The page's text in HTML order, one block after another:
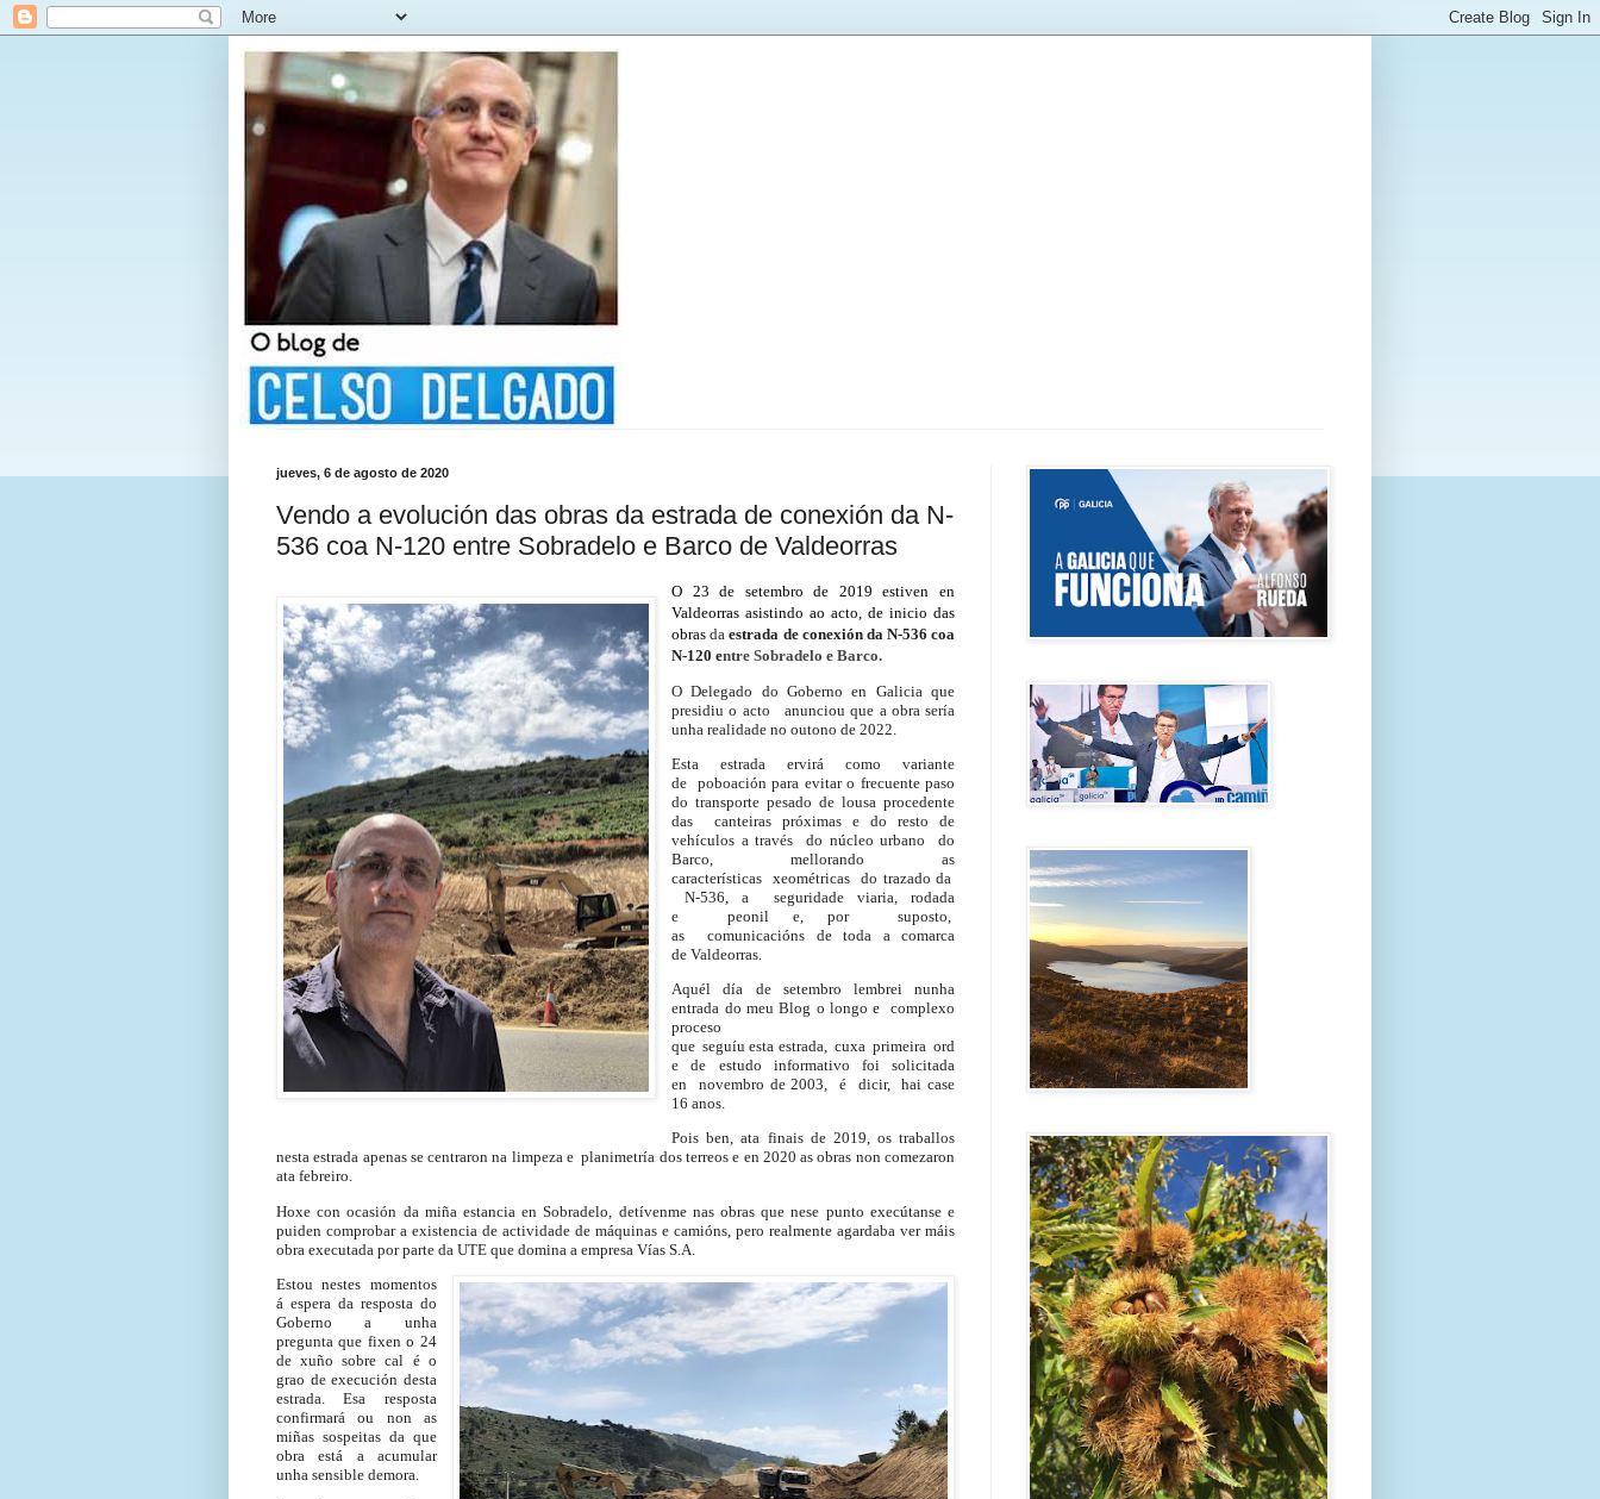
jueves, 6 de agosto de 2020
Vendo a evolución das obras da estrada de conexión da N-
536 coa N-120 entre Sobradelo e Barco de Valdeorras
O 23 de setembro de 2019
estiven en
Valdeorras asistindo ao acto, de inicio das
obrasda estrada de conexión da N-536 coa
N-120 entre Sobradelo e Barco.
O Delegado do Goberno en Galicia que
presidiu o acto anunciou que a obra sería
unha realidade no outono de 2022.
Esta estrada ervirá como variante
de poboación para evitar o frecuente paso
do transporte pesado de lousa procedente
das canteiras próximas e do resto de
vehículos a través do núcleo urbano do
Barco, mellorando as
características xeométricas do trazado da
N-536, a seguridade viaria, rodada
e peonil e, por suposto,
as comunicacións de toda a comarca
de Valdeorras.
Aquél día de setembro lembrei nunha
entrada do meu Blog o longo e complexo
proceso
que seguíu esta estrada, cuxa primeira ord
e de estudo informativo foi solicitada
en novembro de 2003, é dicir, hai case
16 anos.
Pois ben, ata finais de 2019, os traballos
nesta estrada apenas se centraron na limpeza e planimetría dos terreos e en 2020 as obras non comezaron
ata febreiro.
Hoxe con ocasión da miña estancia en Sobradelo, detívenme nas obras que nese punto execútanse e
puiden comprobar a existencia de actividade de máquinas e camións, pero realmente agardaba ver máis
obra executada por parte da UTE que domina a empresa Vías S.A.
Estou nestes momentos
á espera da resposta do
Goberno a unha
pregunta que fixen o 24
de xuño sobre cal é o
grao de execución desta
estrada. Esa resposta
confirmará ou non as
miñas sospeitas da que
obra está a acumular
unha sensible demora.